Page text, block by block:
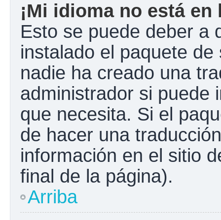
¡Mi idioma no está
Esto se puede deber a
instalado el paquete
nadie ha creado una
administrador si puede
que necesita. Si el
de hacer una
información en el sitio
final de la página).
Arriba